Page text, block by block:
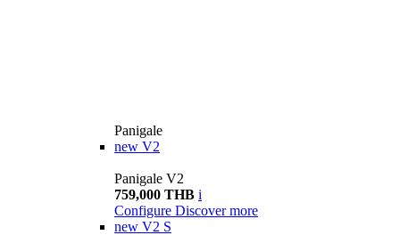
Panigale
new V2
Panigale V2
759,000 THB i
Configure Discover more
new V2 S